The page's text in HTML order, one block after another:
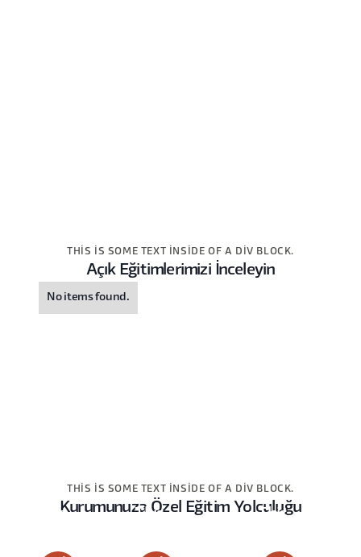
THIS IS SOME TEXT INSIDE OF A DIV BLOCK.
Açık Eğitimlerimizi İnceleyin
No items found.
THIS IS SOME TEXT INSIDE OF A DIV BLOCK.
Kurumunuza Özel Eğitim Yolculuğu
This
This
This